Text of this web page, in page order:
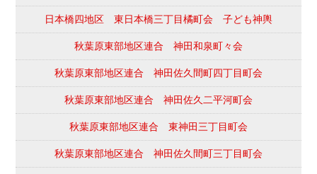
日本橋四地区 東日本橋三丁目橘町会 子ども神輿
秋葉原東部地区連合 神田和泉町々会
秋葉原東部地区連合 神田佐久間町四丁目町会
秋葉原東部地区連合 神田佐久二平河町会
秋葉原東部地区連合 東神田三丁目町会
秋葉原東部地区連合 神田佐久間町三丁目町会